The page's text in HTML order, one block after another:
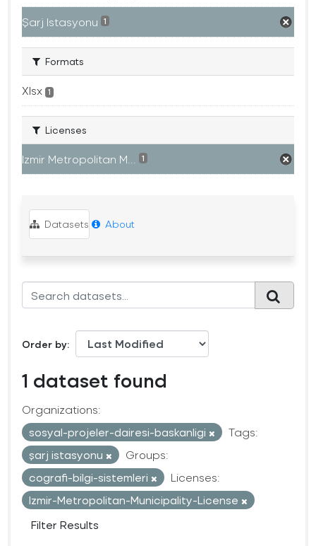
Şarj Istasyonu 1
Formats
Xlsx 1
Licenses
Izmir Metropolitan M... 1
Datasets About
Order by
1 dataset found
Organizations:
sosyal-projeler-dairesi-baskanligi
Tags:
şarj istasyonu
Groups:
cografi-bilgi-sistemleri
Licenses:
Izmir-Metropolitan-Municipality-License
Filter Results